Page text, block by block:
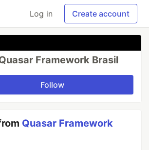
Log in Create account
Framework Brasil
Follow
Quasar Framework